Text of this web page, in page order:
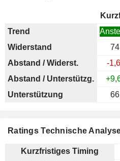
Trend
Widerstand
Abstand / Widerst.
-
Abstand / Unterstützg.
Unterstützung
Ratings Technische
Kurzfristiges Timing